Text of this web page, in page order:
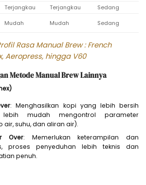
Terjangkau Terjangkau
Sedang
Mudah Mudah Sedang
Rasa Manual Brew : French
Aeropress, hingga V60
Metode Manual Brew Lainnya
: Menghasilkan kopi yang lebih bersih
mudah mengontrol parameter
air, suhu, dan aliran air).
Over: Memerlukan keterampilan dan
proses penyeduhan lebih teknis dan
penuh.